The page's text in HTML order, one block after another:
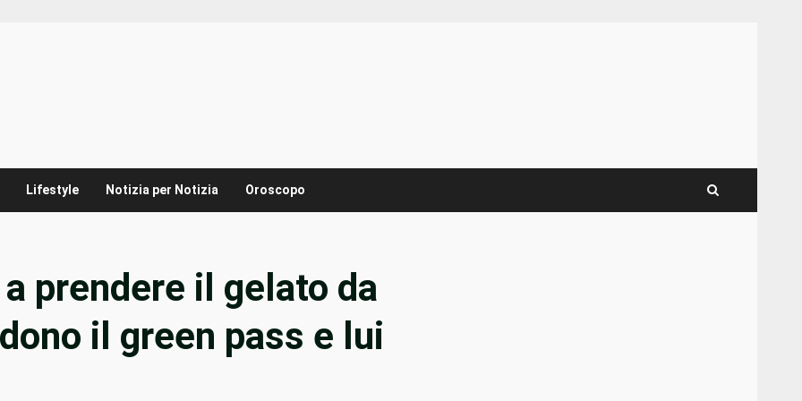
Lifestyle Notizia per Notizia Oroscopo
prendere il gelato da
il green pass e lui